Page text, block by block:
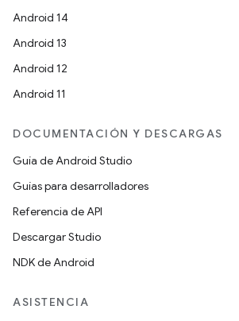
Android 14
Android 13
Android 12
Android 11
DOCUMENTACIÓN Y DESCARGAS
Guía de Android Studio
Guías para desarrolladores
Referencia de API
Descargar Studio
NDK de Android
ASISTENCIA